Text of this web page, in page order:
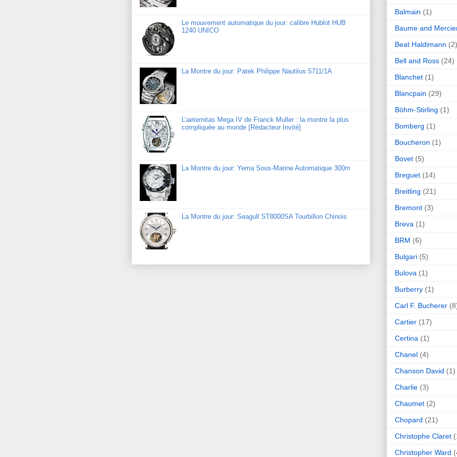
Le mouvement automatique du jour: calibre Hublot HUB
1240 UNICO
La Montre du jour: Patek Philippe Nautilus 5711/1A
L’aeternitas Mega IV de Franck Muller : la montre la plus
compliquée au monde [Rédacteur Invité]
La Montre du jour: Yema Sous-Marine Automatique 300m
La Montre du jour: Seagull ST8000SA Tourbillon Chinois
Balmain (1)
Baume and
Beat Haldimann (2)
Bell and Ross (24)
Blanchet (1)
Blancpain (29)
Böhm-Stirling (1)
Bomberg (1)
Boucheron (1)
Bovet (5)
Breguet (14)
Breitling (21)
Bremont (3)
Breva (1)
BRM (6)
Bulgari (5)
Bulova (1)
Burberry (1)
Carl F. Bucherer
Cartier (17)
Certina (1)
Chanel (4)
Chanson David (1)
Charlie (3)
Chaumet (2)
Chopard (21)
Christophe Claret
Christopher Ward